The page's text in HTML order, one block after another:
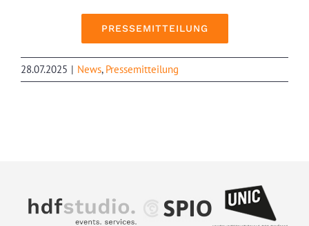
PRESSEMITTEILUNG
28.07.2025 | News, Pressemitteilung